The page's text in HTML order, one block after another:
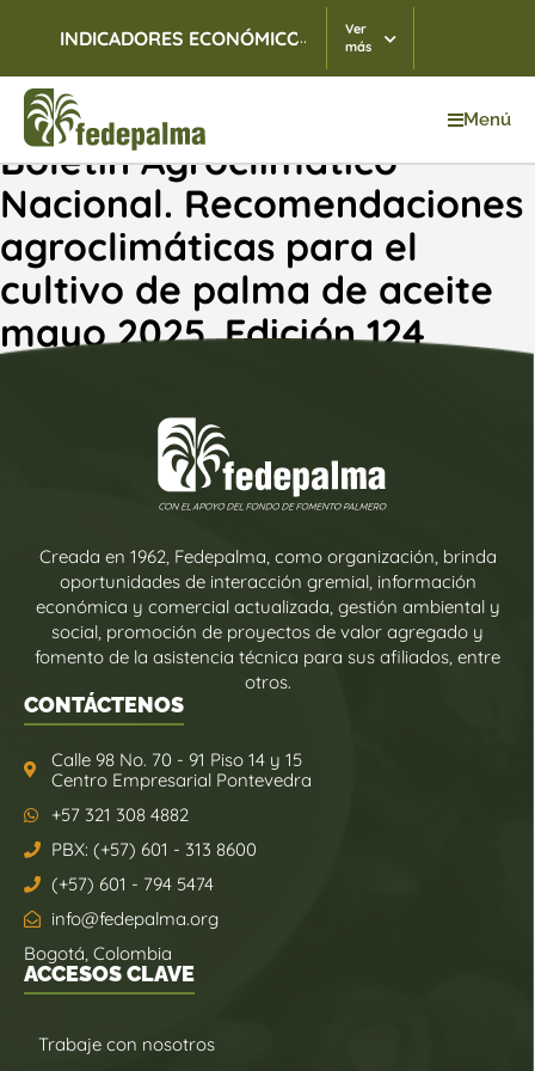
INDICADORES ECONÓMICOS TRM 06/08/2026
...
Ver
más
Menú
Boletín Agroclimático
Nacional. Recomendaciones
agroclimáticas para el
cultivo de palma de aceite
mayo 2025. Edición 124
Creada en 1962, Fedepalma, como organización, brinda
oportunidades de interacción gremial, información
económica y comercial actualizada, gestión ambiental y
social, promoción de proyectos de valor agregado y
fomento de la asistencia técnica para sus afiliados, entre
otros.
CONTÁCTENOS
Calle 98 No. 70 - 91 Piso 14 y 15
Centro Empresarial Pontevedra
+57 321 308 4882
PBX: (+57) 601 - 313 8600
(+57) 601 - 794 5474
info@fedepalma.org
Bogotá, Colombia
ACCESOS CLAVE
Trabaje con nosotros